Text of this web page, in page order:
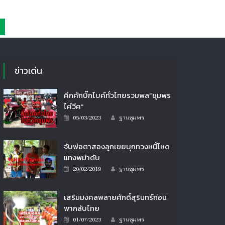
ข่าวเด่น
คึกคักบิ๊กไบค์ทั่วไทยรวมพล”ชุมพร
ไค์วีค”
Posted
05/03/2023 Author
ฐานชุมพร
จับพ่อตาสองลูกเขยบุกทวงหนี้โหด
แทงพม่าดับ
Posted
20/02/2019 Author
ฐานชุมพร
เสริมมงคลพลายศักดิ์สุรินทร์ก่อน
พากลับไทย
Posted
01/07/2023 Author
ฐานชุมพร